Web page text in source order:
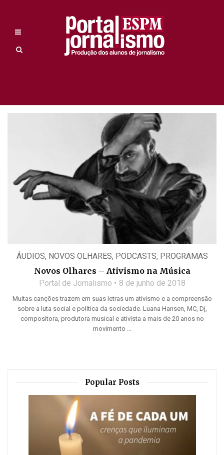
ÁUDIOS, NOVOS OLHARES, PODCASTS, PROGRAMAS
Novos Olhares – Ativismo na Música
Portal de Jornalismo 8 de junho de 2018
Muitas canções trazem em suas letras um ativismo e a compreensão
sobre a luta social e política da sociedade. Luana Hansen, MC, Dj,
compositora, produtora musical e ativista a mais de 20 anos no
movimento ...
Popular Posts